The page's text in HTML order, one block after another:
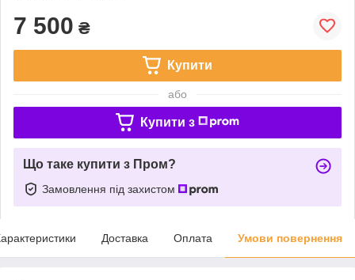
7 500 ₴
Купити
або
Купити з
Що таке купити з Пром?
Замовлення під захистом
Доставка Оплата Умови повернення